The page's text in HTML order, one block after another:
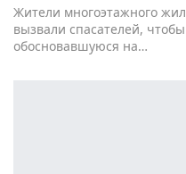
Жители многоэтажного
вызвали спасателей,
обосновавшуюся на…